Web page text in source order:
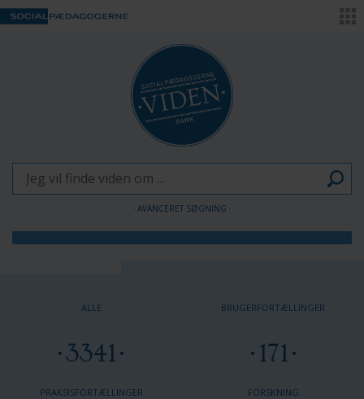
AVANCERET SØGNING
ALLE
3341
BRUGERFORTÆLLINGER
171
PRAKSISFORTÆLLINGER FORSKNING